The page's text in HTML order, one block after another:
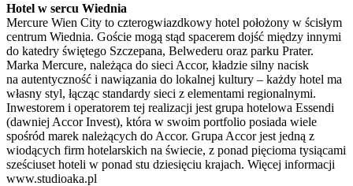
Hotel w sercu Wiednia
Mercure Wien City to czterogwiazdkowy hotel położony w ścisłym
centrum Wiednia. Goście mogą stąd spacerem dojść między innymi
do katedry świętego Szczepana, Belwederu oraz parku Prater.
Marka Mercure, należąca do sieci Accor, kładzie silny nacisk
na autentyczność i nawiązania do lokalnej kultury – każdy hotel ma
własny styl, łącząc standardy sieci z elementami regionalnymi.
Inwestorem i operatorem tej realizacji jest grupa hotelowa Essendi
(dawniej Accor Invest), która w swoim portfolio posiada wiele
spośród marek należących do Accor. Grupa Accor jest jedną z
wiodących firm hotelarskich na świecie, z ponad pięcioma tysiącami
sześciuset hoteli w ponad stu dziesięciu krajach. Więcej informacji
www.studioaka.pl